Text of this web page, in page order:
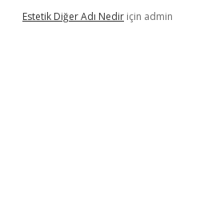
Estetik Diğer Adı Nedir için admin